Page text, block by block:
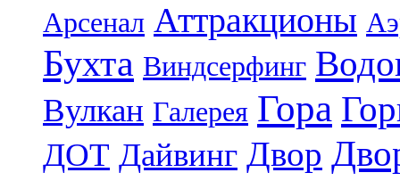
Арсенал Аттракционы
Бухта Виндсерфинг
Вулкан Галерея Гора
ДОТ Дайвинг Двор